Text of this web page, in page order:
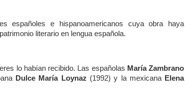
españoles e hispanoamericanos cuya obra haya
literario en lengua española.
lo habían recibido. Las españolas María Zambrano
Dulce María Loynaz (1992) y la mexicana Elena